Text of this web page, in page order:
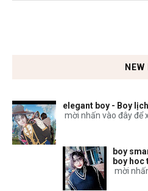
NEW
elegant boy - Boy
mời nhấn vào đây để
boy
boy hoc
mời